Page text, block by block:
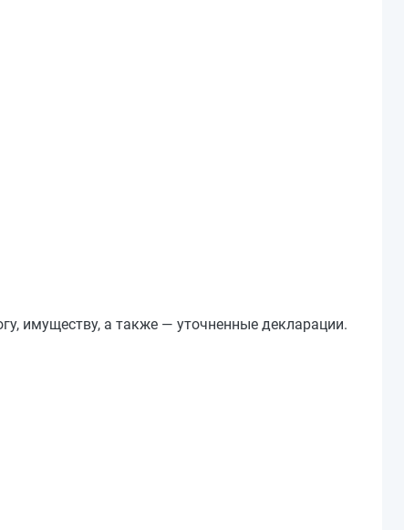
имуществу, а также — уточненные декларации.